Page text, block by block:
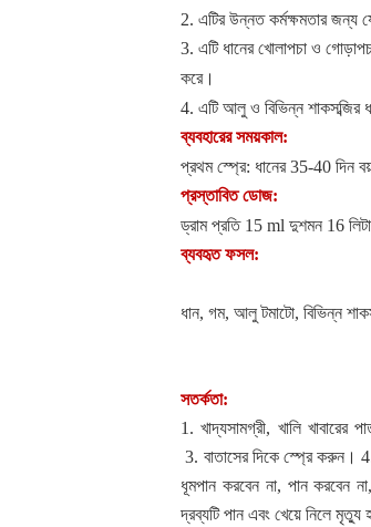
2. এটির উন্নত কর্মক্ষমতার জন্য
3. এটি ধানের খোলাপচা ও
করে।
4. এটি আলু ও বিভিন্ন শাকসব্জির
ব্যবহারের সময়কাল:
প্রথম স্প্রে: ধানের 35-40 দিন
প্রস্তাবিত ডোজ:
ড্রাম প্রতি 15 ml দুশমন 16
ব্যবহৃত ফসল:
ধান, গম, আলু টমাটো, বিভিন্ন
সতর্কতা:
1. খাদ্যসামগ্রী, খালি খাবারের
3. বাতাসের দিকে স্প্রে করুন।
ধূমপান করবেন না, পান করবেন না,
দ্রব্যটি পান এবং খেয়ে নিলে মৃত্যু